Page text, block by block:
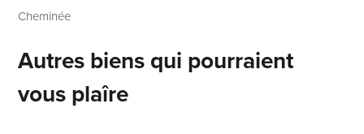
Cheminée
Autres biens qui pourraient
vous plaîre